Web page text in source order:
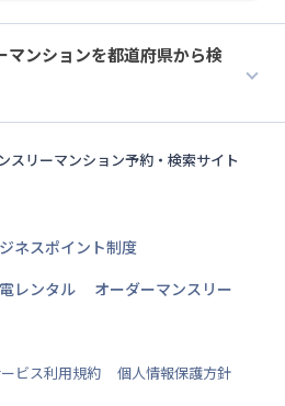
マンションを都道府県から検
スリーマンション予約・検索サイト
ネスポイント制度
レンタル
オーダーマンスリー
ビス利用規約
個人情報保護方針